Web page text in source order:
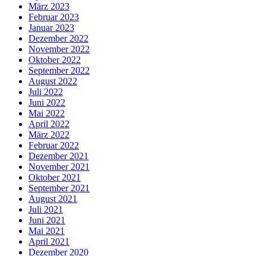
März 2023
Februar 2023
Januar 2023
Dezember 2022
November 2022
Oktober 2022
September 2022
August 2022
Juli 2022
Juni 2022
Mai 2022
April 2022
März 2022
Februar 2022
Dezember 2021
November 2021
Oktober 2021
September 2021
August 2021
Juli 2021
Juni 2021
Mai 2021
April 2021
Dezember 2020